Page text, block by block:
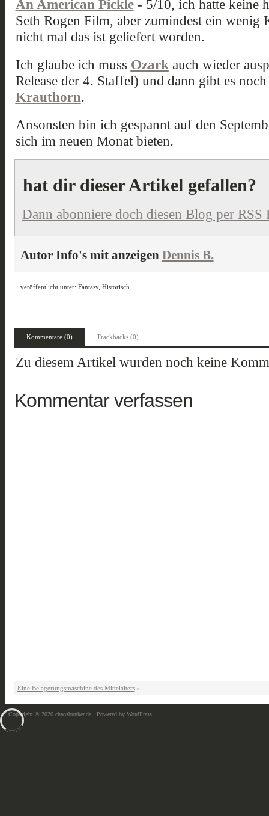
An American Pickle- 5/10, ich hatte keine
Seth Rogen Film, aber zumindest ein wenig
nicht mal das ist geliefert worden.
Ich glaube ich muss Ozark auch wieder
Release der 4. Staffel) und dann gibt es
Krauthorn.
Ansonsten bin ich gespannt auf den
sich im neuen Monat bieten.
hat dir dieser Artikel gefallen?
Dann abonniere doch diesen Blog per RSS
Autor Info's mit anzeigen Dennis B.
veröffentlicht unter: Fantasy, Historisch
Kommentare (0) Trackbacks (0)
Zu diesem Artikel wurden noch keine
Kommentar verfassen
Eine Belagerungsmaschine des Mittelalters»
Copyright © 2026 chaosbunker.de· Powered by WordPress